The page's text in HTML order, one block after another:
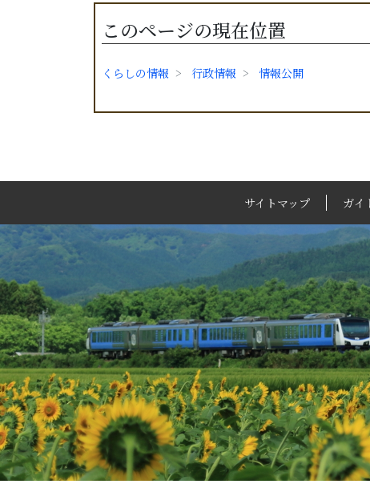
このページの現在位置
くらしの情報 行政情報 情報公開
サイトマップ ガイ